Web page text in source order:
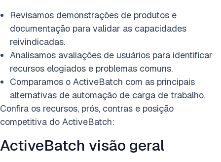
Revisamos demonstrações de produtos e
documentação para validar as capacidades
reivindicadas.
Analisamos avaliações de usuários para identificar
recursos elogiados e problemas comuns.
Comparamos o ActiveBatch com as principais
alternativas de automação de carga de trabalho.
Confira os recursos, prós, contras e posição
competitiva do ActiveBatch:
ActiveBatch visão geral